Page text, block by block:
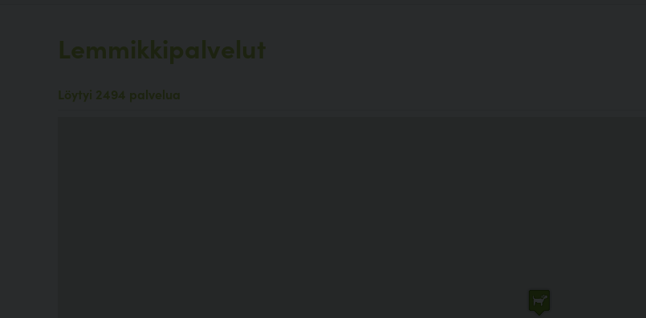
Lemmikkipalvelut
Löytyi 2494 palvelua